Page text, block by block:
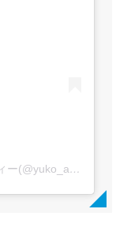
外壁塗装とアートのユーコーコミュニティー(@yuko_artpaint)がシェアした投稿